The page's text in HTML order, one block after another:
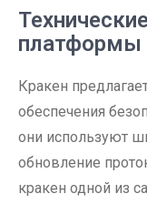
платформы
Кракен
обеспечения
они используют
обновление
кракен одной из